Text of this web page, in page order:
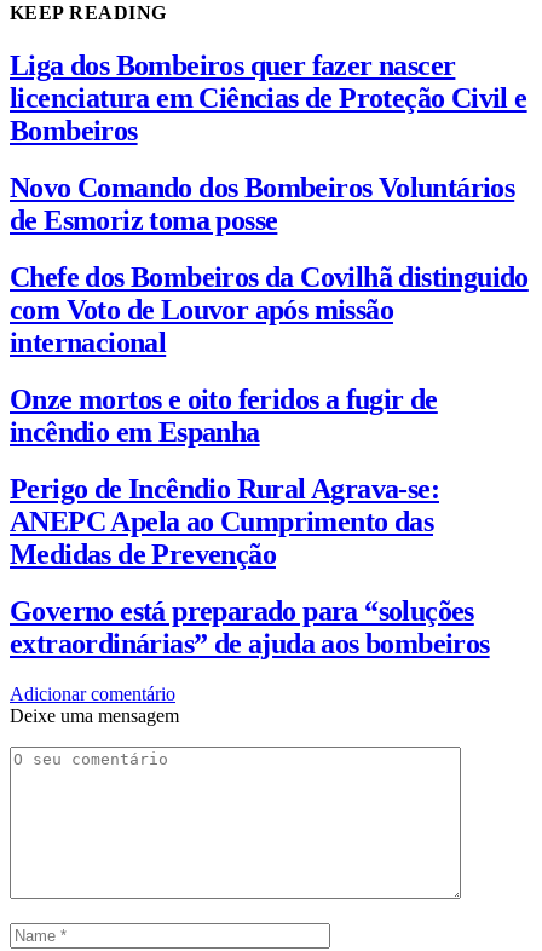
KEEP READING
Liga dos Bombeiros quer fazer nascer
licenciatura em Ciências de Proteção Civil e
Bombeiros
Novo Comando dos Bombeiros Voluntários
de Esmoriz toma posse
Chefe dos Bombeiros da Covilhã distinguido
com Voto de Louvor após missão
internacional
Onze mortos e oito feridos a fugir de
incêndio em Espanha
Perigo de Incêndio Rural Agrava-se:
ANEPC Apela ao Cumprimento das
Medidas de Prevenção
Governo está preparado para “soluções
extraordinárias” de ajuda aos bombeiros
Adicionar comentário
Deixe uma mensagem